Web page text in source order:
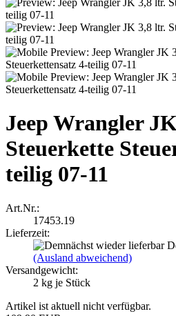
Jeep Wrangler
Steuerkette
teilig 07-11
Art.Nr.:
17453.19
Lieferzeit:
(Ausland abweichend)
Versandgewicht:
2 kg je Stück
Artikel ist aktuell nicht verfügbar.